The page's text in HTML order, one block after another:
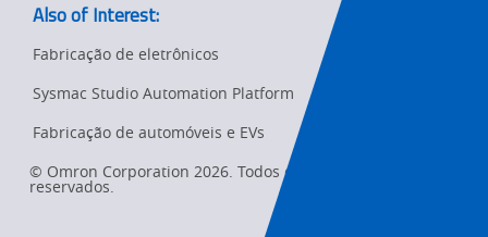
r I
Also of Interest:
Fabricação de eletrônicos
Sysmac Studio Automation Platform
Fabricação de automóveis e EVs
© Omron Corporation 2026. Todos os direitos
reservados.